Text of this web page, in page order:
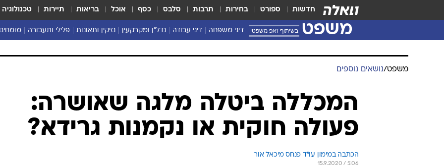
חדשות ספורט בחירות תרבות סלבס כסף אוכל בריאות תיירות טכנולוגיה
משפט בשיתוף זאפ משפטי דיני משפחה דיני עבודה נדל"ן ומקרקעין נזיקין ותאונות פלילי ותעבורה מומחים
משפט/נושאים נוספים
המכללה ביטלה מלגה שאושרה:
פעולה חוקית או נקמנות גרידא?
הכתבה במימון עו"ד פנחס מיכאל אור
15.9.2020 / 5:06